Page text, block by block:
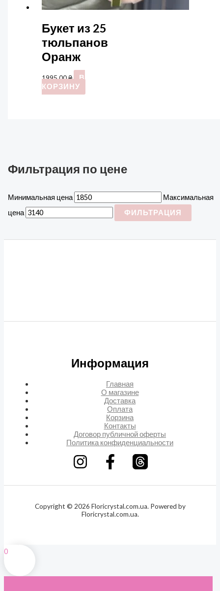
Фильтрация по цене
Минимальная цена
Максимальная
цена
ФИЛЬТРАЦИЯ
Букет из 25
тюльпанов
Оранж
1995,00₴
В
КОРЗИНУ
Информация
Главная
О магазине
Доставка
Оплата
Корзина
Контакты
Договор публичной оферты
Политика конфиденциальности
Copyright © 2026 Floricrystal.com.ua. Powered by
Floricrystal.com.ua.
0